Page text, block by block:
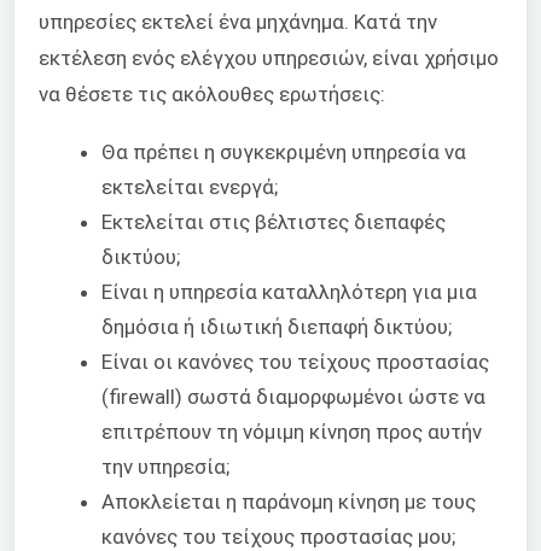
υπηρεσίες εκτελεί ένα μηχάνημα. Κατά την
εκτέλεση ενός ελέγχου υπηρεσιών, είναι χρήσιμο
να θέσετε τις ακόλουθες ερωτήσεις:
Θα πρέπει η συγκεκριμένη υπηρεσία να
εκτελείται ενεργά;
Εκτελείται στις βέλτιστες διεπαφές
δικτύου;
Είναι η υπηρεσία καταλληλότερη για μια
δημόσια ή ιδιωτική διεπαφή δικτύου;
Είναι οι κανόνες του τείχους προστασίας
(firewall) σωστά διαμορφωμένοι ώστε να
επιτρέπουν τη νόμιμη κίνηση προς αυτήν
την υπηρεσία;
Αποκλείεται η παράνομη κίνηση με τους
κανόνες του τείχους προστασίας μου;